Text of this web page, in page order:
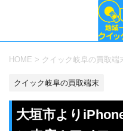
HOME > クイック岐阜の買取端
クイック岐阜の買取端末
大垣市より